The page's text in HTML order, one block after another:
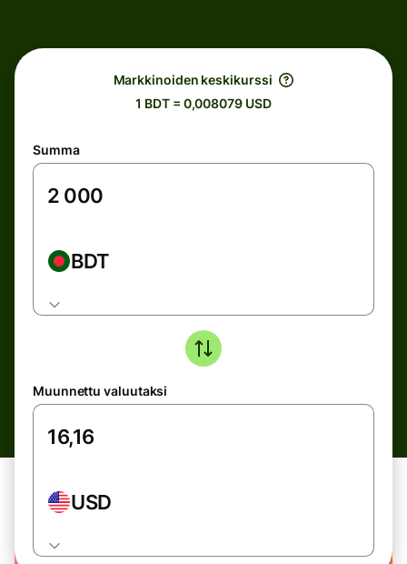
Markkinoiden keskikurssi
1 BDT = 0,008079 USD
Summa
BDT
Muunnettu valuutaksi
USD